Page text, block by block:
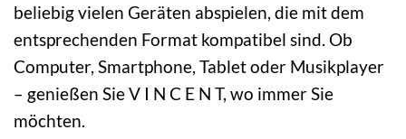
beliebig vielen Geräten abspielen, die mit dem
entsprechenden Format kompatibel sind. Ob
Computer, Smartphone, Tablet oder Musikplayer
– genießen Sie V I N C E N T, wo immer Sie
möchten.